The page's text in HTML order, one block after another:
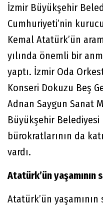
İzmir Büyükşehir
Cumhuriyeti’nin
Kemal Atatürk’ün
yılında önemli bir
yaptı. İzmir Oda
Konseri Dokuzu Beş
Adnan Saygun Sanat
Büyükşehir
bürokratlarının da
vardı.
Atatürk’ün yaşamının
Atatürk’ün